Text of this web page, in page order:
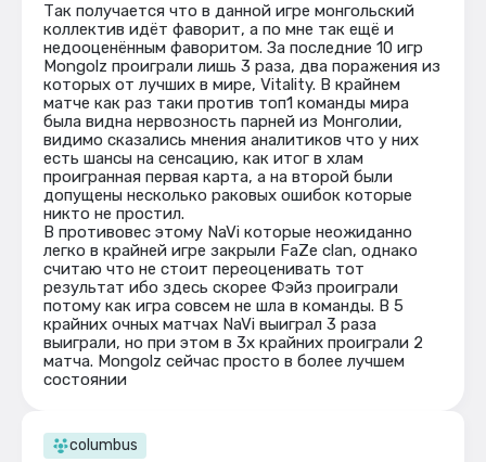
Так получается что в данной игре монгольский
коллектив идёт фаворит, а по мне так ещё и
недооценённым фаворитом. За последние 10 игр
Mongolz проиграли лишь 3 раза, два поражения из
которых от лучших в мире, Vitality. В крайнем
матче как раз таки против топ1 команды мира
была видна нервозность парней из Монголии,
видимо сказались мнения аналитиков что у них
есть шансы на сенсацию, как итог в хлам
проигранная первая карта, а на второй были
допущены несколько раковых ошибок которые
никто не простил.
В противовес этому NaVi которые неожиданно
легко в крайней игре закрыли FaZe clan, однако
считаю что не стоит переоценивать тот
результат ибо здесь скорее Фэйз проиграли
потому как игра совсем не шла в команды. В 5
крайних очных матчах NaVi выиграл 3 раза
выиграли, но при этом в 3х крайних проиграли 2
матча. Mongolz сейчас просто в более лучшем
состоянии
columbus